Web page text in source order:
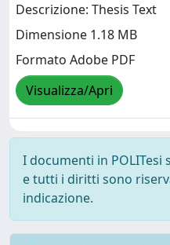
Descrizione: Thesis Text
Dimensione 1.18 MB
Formato Adobe PDF
Visualizza/Apri
I documenti in
e tutti i diritti sono
indicazione.